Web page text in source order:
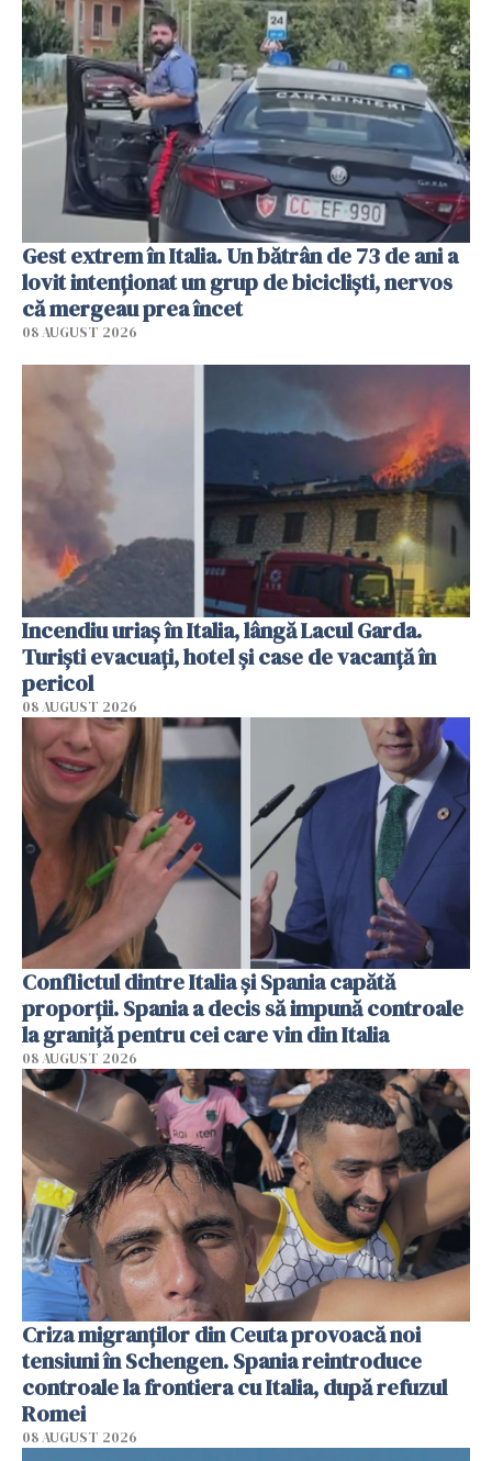
Gest extrem în Italia. Un bătrân de 73 de ani a
lovit intenționat un grup de bicicliști, nervos
că mergeau prea încet
08 AUGUST 2026
Incendiu uriaș în Italia, lângă Lacul Garda.
Turiști evacuați, hotel și case de vacanță în
pericol
08 AUGUST 2026
Conflictul dintre Italia și Spania capătă
proporții. Spania a decis să impună controale
la graniță pentru cei care vin din Italia
08 AUGUST 2026
Criza migranților din Ceuta provoacă noi
tensiuni în Schengen. Spania reintroduce
controale la frontiera cu Italia, după refuzul
Romei
08 AUGUST 2026